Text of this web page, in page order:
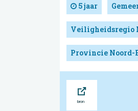
5 jaar
Veiligheidsregio
Provincie Noord-